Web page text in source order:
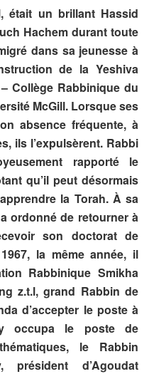
était un brillant Hassid
Hachem durant toute
dans sa jeunesse à
de la Yeshiva
Collège Rabbinique du
McGill. Lorsque ses
absence fréquente, à
ils l’expulsèrent. Rabbi
rapporté le
qu’il peut désormais
la Torah. À sa
ordonné de retourner à
son doctorat de
la même année, il
Rabbinique Smikha
z.t.l, grand Rabbin de
d’accepter le poste à
y occupa le poste de
le Rabbin
président d’Agoudat